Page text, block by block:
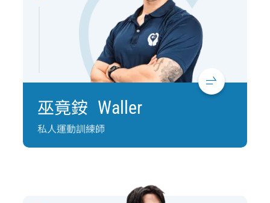
巫竟銨 Waller
私人運動訓練師